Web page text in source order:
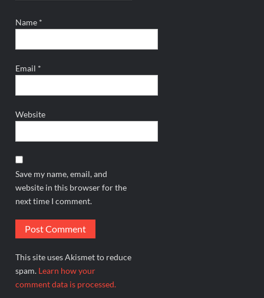
Name *
Email *
Website
Save my name, email, and
website in this browser for the
next time I comment.
This site uses Akismet to reduce
spam. Learn how your
comment data is processed.